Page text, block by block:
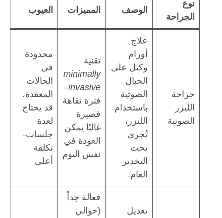
نوع
الجراحة
الوصف المميزات العيوب
جراحة
الليزر
الصوتية
علاج
أورام
وكتل على
الحبال
الصوتية
باستخدام
الليزر،
تُجرى
تحت
التخدير
العام.
تقنية
minimally
invasive
–
فترة نقاهة
قصيرة
غالبًا يمكن
العودة في
نفس اليوم
محدودة
في
الحالات
المعقدة،
قد يحتاج
لعدة
جلسات-
تكلفة
أعلى
تعديل
فعالة جداً
(حوالي